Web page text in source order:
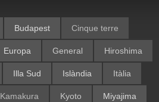
Budapest Cinque terre
Europa General Hiroshima
Illa Sud Islàndia Itàlia
Kamakura Kyoto Miyajima